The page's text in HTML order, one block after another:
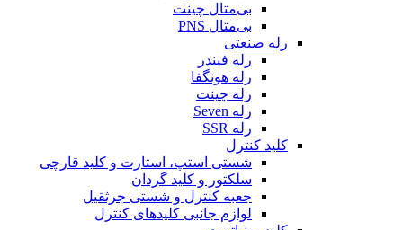
بی‌متال چینت
بی‌متال PNS
رله صنعتی
رله فیندر
رله هونگفا
رله چینت
رله Seven
رله SSR
کلید کنترل
شستی استپ، استارت و کلید قارچی
سلکتور و کلید گردان
جعبه کنترل و شستی جرثقیل
لوازم جانبی کلیدهای کنترل